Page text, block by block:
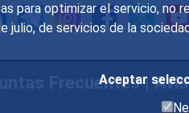
para optimizar el servicio, no
julio, de servicios de la
Aceptar
Frecuentes|